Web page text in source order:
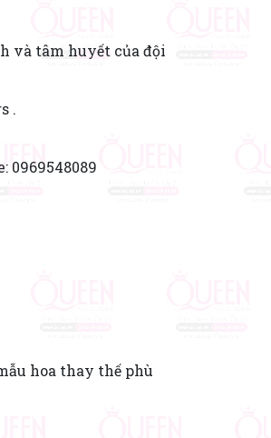
và tâm huyết của đội
.
0969548089
hoa thay thế phù